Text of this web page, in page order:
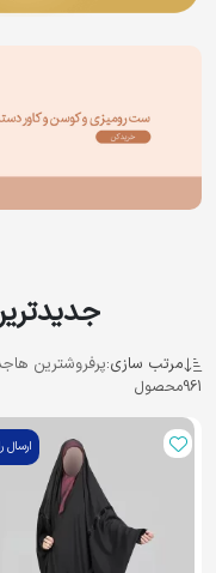
مرتب سازی:پرفروشترین ها
961محصول
ارسال